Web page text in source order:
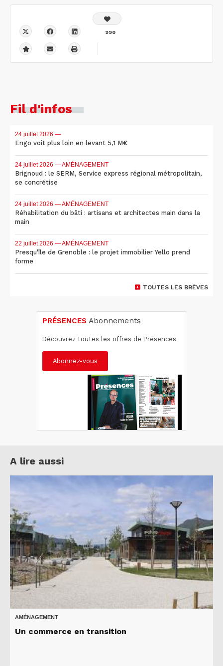
990
Fil d'infos
24 juillet 2026 —
Engo voit plus loin en levant 5,1 M€
24 juillet 2026 — AMÉNAGEMENT
Brignoud : le SERM, Service express régional métropolitain,
se concrétise
24 juillet 2026 — AMÉNAGEMENT
Réhabilitation du bâti : artisans et architectes main dans la
main
22 juillet 2026 — AMÉNAGEMENT
Presqu'île de Grenoble : le projet immobilier Yello prend
forme
TOUTES LES BRÈVES
PRÉSENCES Abonnements
Découvrez toutes les offres de Présences
Abonnez-vous
A lire aussi
AMÉNAGEMENT
Un commerce en transition